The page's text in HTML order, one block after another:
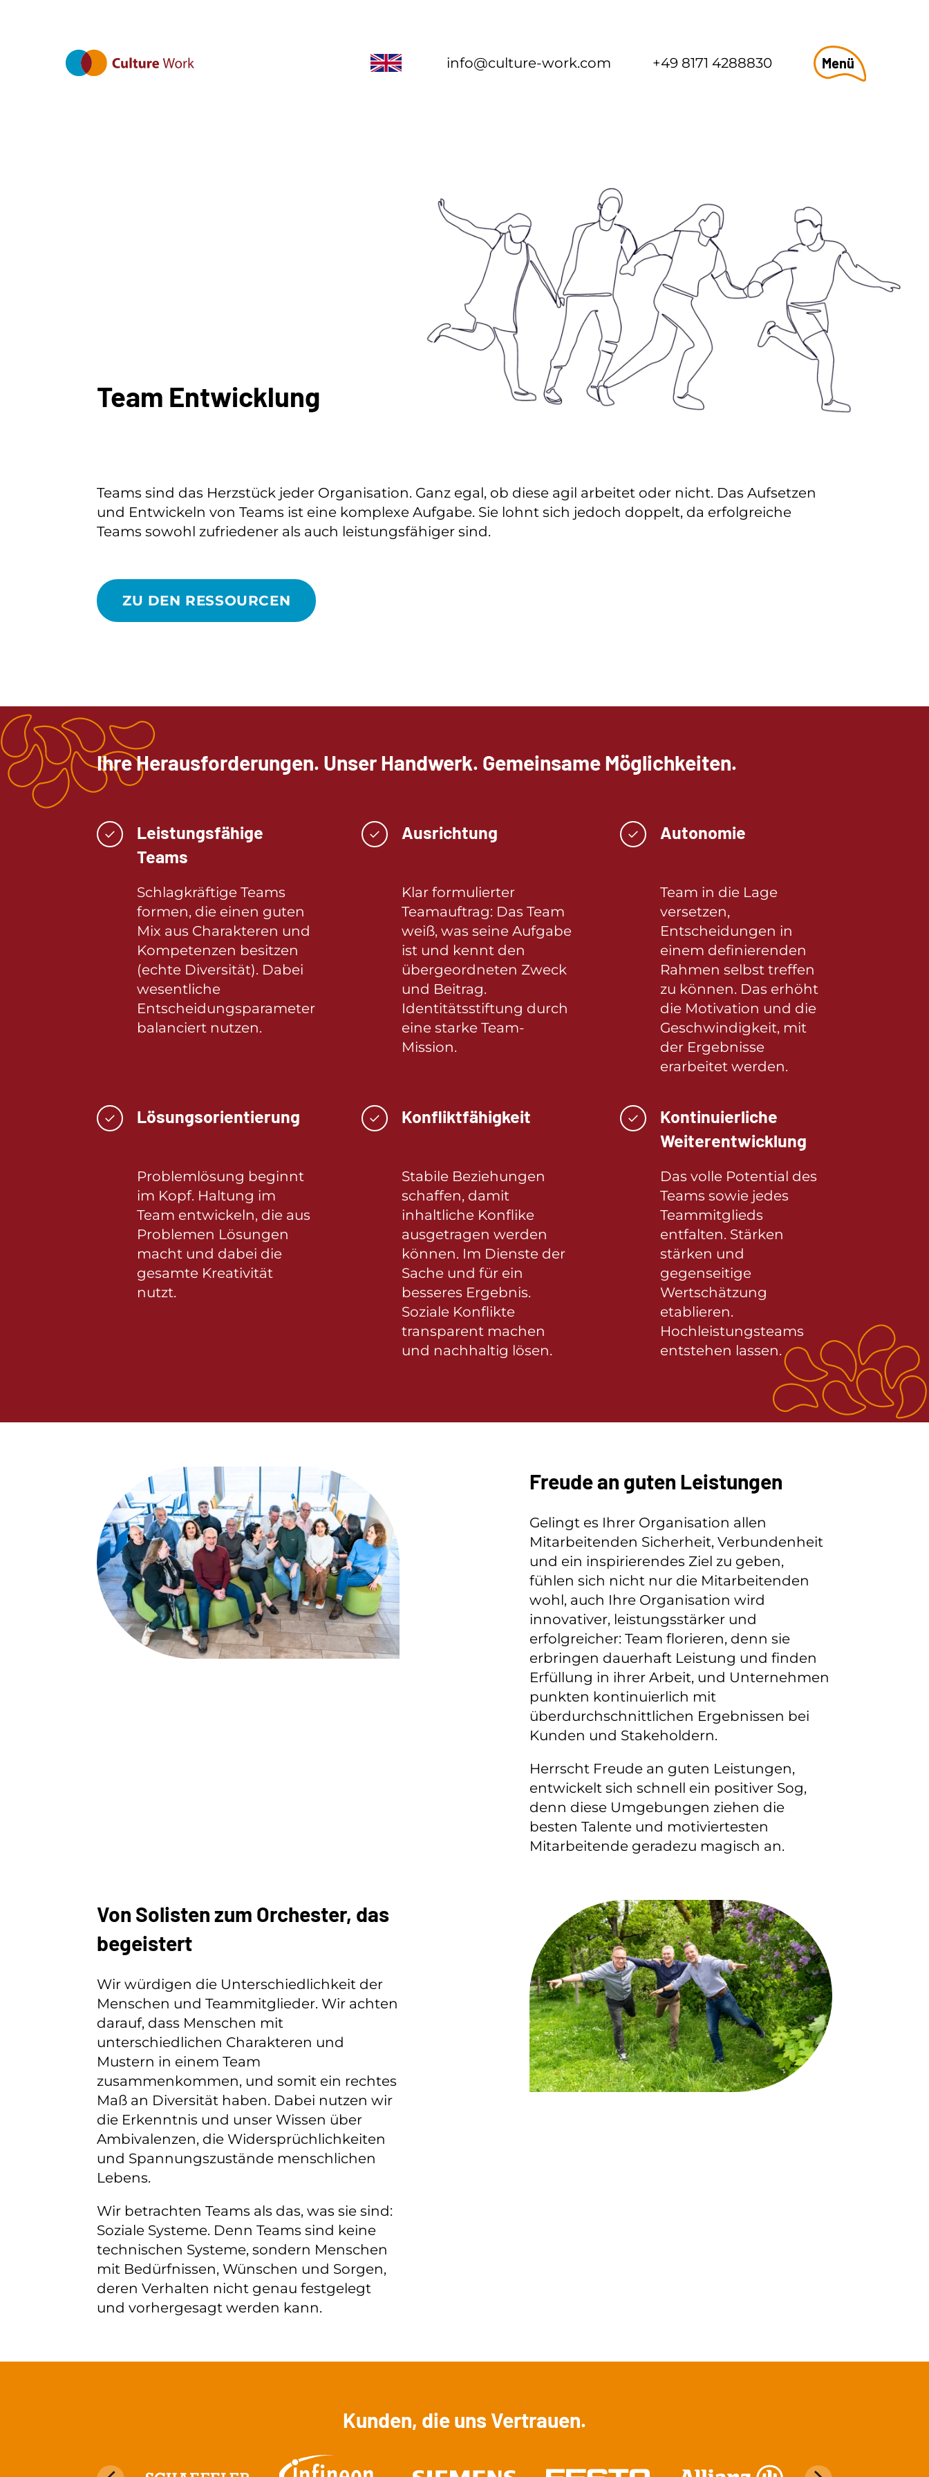
info@culture-work.com +49 8171 4288830 Menü
Team Entwicklung
Teams sind das Herzstück jeder Organisation. Ganz egal, ob diese agil arbeitet oder nicht. Das Aufsetzen
und Entwickeln von Teams ist eine komplexe Aufgabe. Sie lohnt sich jedoch doppelt, da erfolgreiche
Teams sowohl zufriedener als auch leistungsfähiger sind.
ZU DEN RESSOURCEN
Ihre Herausforderungen. Unser Handwerk. Gemeinsame Möglichkeiten.
✓
Leistungsfähige
Teams
Schlagkräftige Teams
formen, die einen guten
Mix aus Charakteren und
Kompetenzen besitzen
(echte Diversität). Dabei
wesentliche
Entscheidungsparameter
balanciert nutzen.
✓ Ausrichtung
Klar formulierter
Teamauftrag: Das Team
weiß, was seine Aufgabe
ist und kennt den
übergeordneten Zweck
und Beitrag.
Identitätsstiftung durch
eine starke Team-
Mission.
✓ Autonomie
Team in die Lage
versetzen,
Entscheidungen in
einem definierenden
Rahmen selbst treffen
zu können. Das erhöht
die Motivation und die
Geschwindigkeit, mit
der Ergebnisse
erarbeitet werden.
✓ Lösungsorientierung
Problemlösung beginnt
im Kopf. Haltung im
Team entwickeln, die aus
Problemen Lösungen
macht und dabei die
gesamte Kreativität
nutzt.
✓ Konfliktfähigkeit
Stabile Beziehungen
schaffen, damit
inhaltliche Konflike
ausgetragen werden
können. Im Dienste der
Sache und für ein
besseres Ergebnis.
Soziale Konflikte
transparent machen
und nachhaltig lösen.
✓
Kontinuierliche
Weiterentwicklung
Das volle Potential des
Teams sowie jedes
Teammitglieds
entfalten. Stärken
stärken und
gegenseitige
Wertschätzung
etablieren.
Hochleistungsteams
entstehen lassen.
Freude an guten Leistungen
Gelingt es Ihrer Organisation allen
Mitarbeitenden Sicherheit, Verbundenheit
und ein inspirierendes Ziel zu geben,
fühlen sich nicht nur die Mitarbeitenden
wohl, auch Ihre Organisation wird
innovativer, leistungsstärker und
erfolgreicher: Team florieren, denn sie
erbringen dauerhaft Leistung und finden
Erfüllung in ihrer Arbeit, und Unternehmen
punkten kontinuierlich mit
überdurchschnittlichen Ergebnissen bei
Kunden und Stakeholdern.
Herrscht Freude an guten Leistungen,
entwickelt sich schnell ein positiver Sog,
denn diese Umgebungen ziehen die
besten Talente und motiviertesten
Mitarbeitende geradezu magisch an.
Von Solisten zum Orchester, das
begeistert
Wir würdigen die Unterschiedlichkeit der
Menschen und Teammitglieder. Wir achten
darauf, dass Menschen mit
unterschiedlichen Charakteren und
Mustern in einem Team
zusammenkommen, und somit ein rechtes
Maß an Diversität haben. Dabei nutzen wir
die Erkenntnis und unser Wissen über
Ambivalenzen, die Widersprüchlichkeiten
und Spannungszustände menschlichen
Lebens.
Wir betrachten Teams als das, was sie sind:
Soziale Systeme. Denn Teams sind keine
technischen Systeme, sondern Menschen
mit Bedürfnissen, Wünschen und Sorgen,
deren Verhalten nicht genau festgelegt
und vorhergesagt werden kann.
Kunden, die uns Vertrauen.